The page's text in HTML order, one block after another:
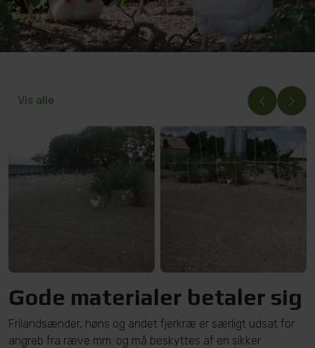
Vis alle
Gode materialer betaler sig
Frilandsænder, høns og andet fjerkræ er særligt udsat for
angreb fra ræve mm. og må beskyttes af en sikker